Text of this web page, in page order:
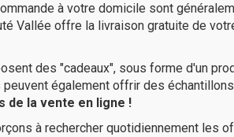
à votre domicile sont
Vallée offre la livraison gratuite de
des "cadeaux", sous forme d'un
également offrir des
de la vente en ligne !
à rechercher quotidiennement les